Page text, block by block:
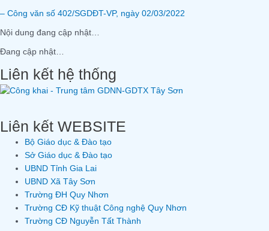
– Công văn số 402/SGDĐT-VP, ngày 02/03/2022
Nội dung đang cập nhật…
Đang cập nhật…
Liên kết hệ thống
Liên kết WEBSITE
Bộ Giáo dục & Đào tạo
Sở Giáo dục & Đào tạo
UBND Tỉnh Gia Lai
UBND Xã Tây Sơn
Trường ĐH Quy Nhơn
Trường CĐ Kỹ thuật Công nghệ Quy Nhơn
Trường CĐ Nguyễn Tất Thành